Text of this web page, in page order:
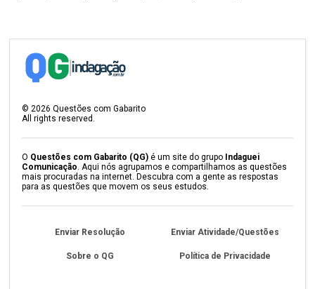
© 2026 Questões com Gabarito
All rights reserved.
O Questões com Gabarito (QG) é um site do grupo Indaguei
Comunicação . Aqui nós agrupamos e compartilhamos as questões
mais procuradas na internet. Descubra com a gente as respostas
para as questões que movem os seus estudos.
Enviar Resolução Enviar Atividade/Questões
Sobre o QG Política de Privacidade